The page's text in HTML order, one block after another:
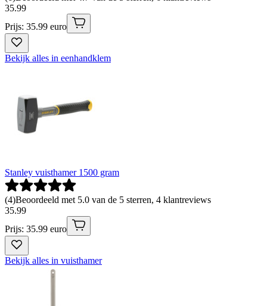
35.99
Prijs: 35.99 euro
Bekijk alles in eenhandklem
Stanley vuisthamer 1500 gram
(4)Beoordeeld met 5.0 van de 5 sterren, 4 klantreviews
35.99
Prijs: 35.99 euro
Bekijk alles in vuisthamer